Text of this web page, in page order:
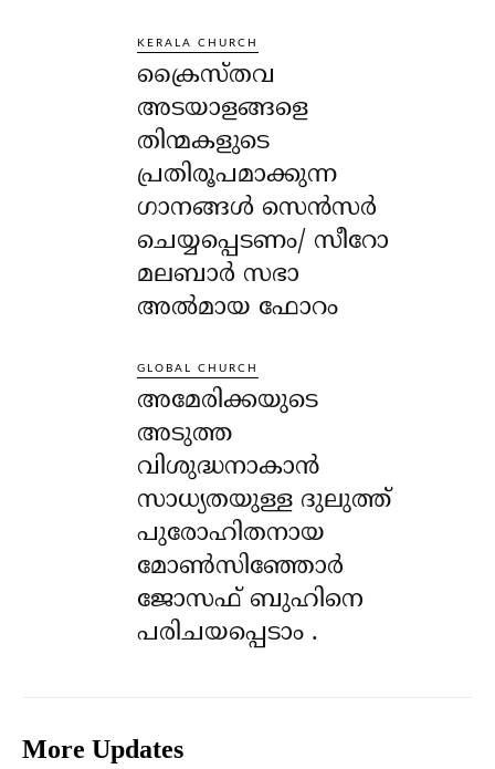
KERALA CHURCH
ക്രൈസ്തവ
അടയാളങ്ങളെ
തിന്മകളുടെ
പ്രതിരൂപമാക്കുന്ന
ഗാനങ്ങൾ സെൻസർ
ചെയ്യപ്പെടണം/ സീറോ
മലബാർ സഭാ
അൽമായ ഫോറം
GLOBAL CHURCH
അമേരിക്കയുടെ
അടുത്ത
വിശുദ്ധനാകാൻ
സാധ്യതയുള്ള ദുലുത്ത്
പുരോഹിതനായ
മോൺസിഞ്ഞോർ
ജോസഫ് ബുഹിനെ
പരിചയപ്പെടാം .
More Updates